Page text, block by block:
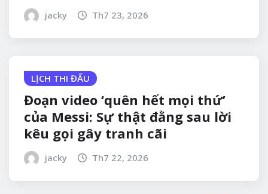
jacky Th7 23, 2026
LỊCH THI ĐẤU
Đoạn video ‘quên hết mọi thứ’
của Messi: Sự thật đằng sau lời
kêu gọi gây tranh cãi
jacky Th7 22, 2026